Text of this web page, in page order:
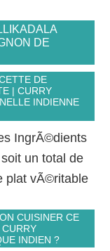
DE
DE
| CURRY
INDIENNE
IngrÃ©dients
un total de
plat vÃ©ritable
CUISINER CE
INDIEN ?